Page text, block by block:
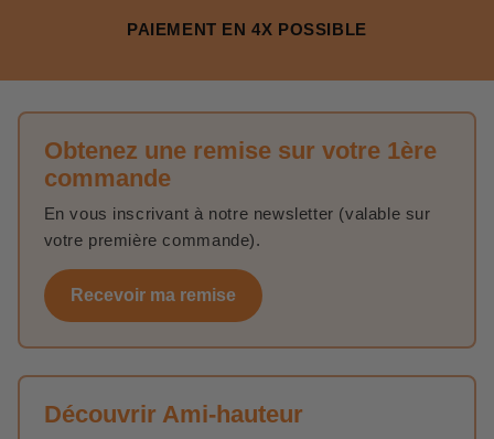
PAIEMENT EN 4X POSSIBLE
Obtenez une remise sur votre 1ère
commande
En vous inscrivant à notre newsletter (valable sur
votre première commande).
Recevoir ma remise
Découvrir Ami-hauteur